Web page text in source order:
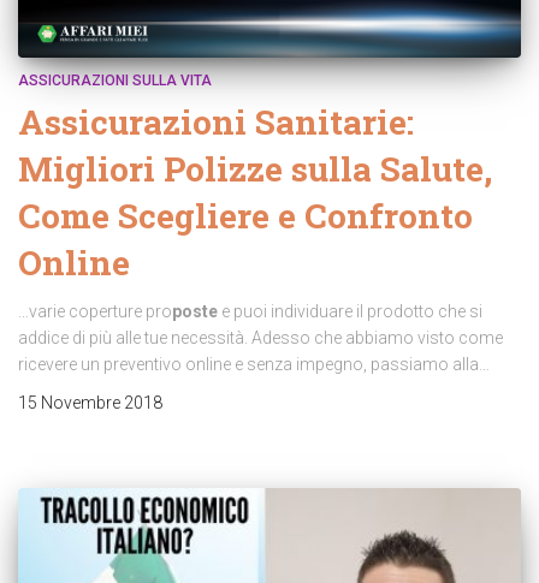
ASSICURAZIONI SULLA VITA
Assicurazioni Sanitarie:
Migliori Polizze sulla Salute,
Come Scegliere e Confronto
Online
…varie coperture proposte e puoi individuare il prodotto che si
addice di più alle tue necessità. Adesso che abbiamo visto come
ricevere un preventivo online e senza impegno, passiamo alla…
15 Novembre 2018